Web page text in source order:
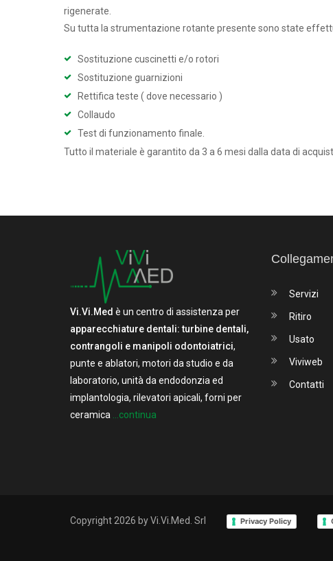
rigenerate.
Su tutta la strumentazione rotante presente sono state
Sostituzione cuscinetti e/o rotori
Sostituzione guarnizioni
Rettifica teste ( dove necessario )
Collaudo
Test di funzionamento finale.
Tutto il materiale è garantito da 3 a 6 mesi dalla data di
Vi.Vi.Med è un centro di assistenza per
apparecchiature dentali: turbine dentali,
contrangoli e manipoli odontoiatrici,
punte e ablatori, motori da studio e da
laboratorio, unità da endodonzia ed
implantologia, rilevatori apicali, forni per
ceramica
...continua
Servizi
Ritiro
Usato
Viviweb
Contatti
Copyright 2026 by Vi.Vi.Med. Srl Privacy Policy